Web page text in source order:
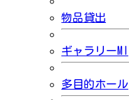
物品貸出
ギャラリーMI
多目的ホール